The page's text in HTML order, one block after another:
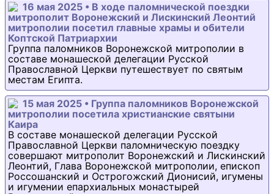
16 мая 2025 • В ходе паломнической поездки
митрополит Воронежский и Лискинский Леонтий
митрополии посетил главные храмы и обители
Коптской Патриархии
Группа паломников Воронежской митрополии в
составе монашеской делегации Русской
Православной Церкви путешествует по святым
местам Египта.
15 мая 2025 • Группа паломников Воронежской
митрополии посетила христианские святыни
Каира
В составе монашеской делегации Русской
Православной Церкви паломническую поездку
совершают митрополит Воронежский и Лискинский
Леонтий, Глава Воронежской митрополии, епископ
Россошанский и Острогожский Дионисий, игумены
и игумении епархиальных монастырей